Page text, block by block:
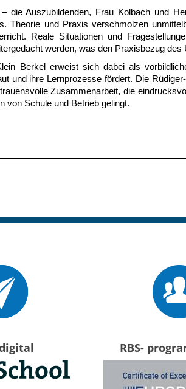
die Auszubildenden, Frau Kolbach und
Theorie und Praxis verschmolzen
Reale Situationen und
werden, was den Praxisbezug des
Berkel erweist sich dabei als
und ihre Lernprozesse fördert. Die
Zusammenarbeit, die
von Schule und Betrieb gelingt.
RBS-